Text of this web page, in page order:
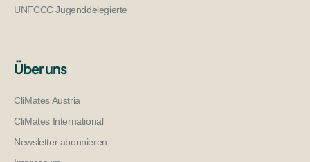
UNFCCC Jugenddelegierte
Über uns
CliMates Austria
CliMates International
Newsletter abonnieren